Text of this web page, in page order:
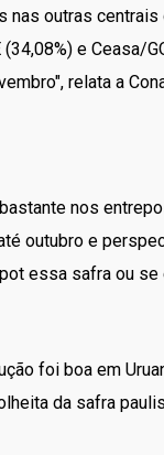
nas outras centrais
e Ceasa/
relata a
nos
outubro e
essa safra ou se
foi boa em
da safra